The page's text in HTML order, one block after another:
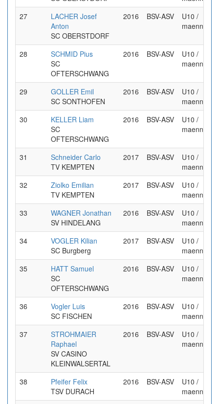
27
LACHER Josef
Anton
SC OBERSTDORF
2016 BSV-ASV
U10 /
maennlich
28
SCHMID Pius
SC
OFTERSCHWANG
2016 BSV-ASV
U10 /
maennlich
29
GOLLER Emil
SC SONTHOFEN
2016 BSV-ASV
U10 /
maennlich
30
KELLER Liam
SC
OFTERSCHWANG
2016 BSV-ASV
U10 /
maennlich
31
Schneider Carlo
TV KEMPTEN
2017 BSV-ASV
U10 /
maennlich
32
Ziolko Emilian
TV KEMPTEN
2017 BSV-ASV
U10 /
maennlich
33
WAGNER Jonathan
SV HINDELANG
2016 BSV-ASV
U10 /
maennlich
34
VOGLER Kilian
SC Burgberg
2017 BSV-ASV
U10 /
maennlich
35
HATT Samuel
SC
OFTERSCHWANG
2016 BSV-ASV
U10 /
maennlich
36
Vogler Luis
SC FISCHEN
2016 BSV-ASV
U10 /
maennlich
37
STROHMAIER
Raphael
SV CASINO
KLEINWALSERTAL
2016 BSV-ASV
U10 /
maennlich
38
Pfeifer Felix
TSV DURACH
2016 BSV-ASV
U10 /
maennlich